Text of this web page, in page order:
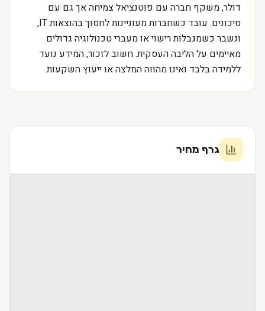
דולר, משקף חברה עם פוטנציאל צמיחה אך גם עם
סיכונים. עובד כשחברות מעוניינות לחסוך בהוצאות IT,
ונשבר כשמגבלות רישוי או מעברי טכנולוגיה גדולים
מאיימים על הליבה העסקית. חשוב לזכור, המידע נועד
ללמידה בלבד ואינו מהווה המלצה או ייעוץ השקעות.
גרף מחיר